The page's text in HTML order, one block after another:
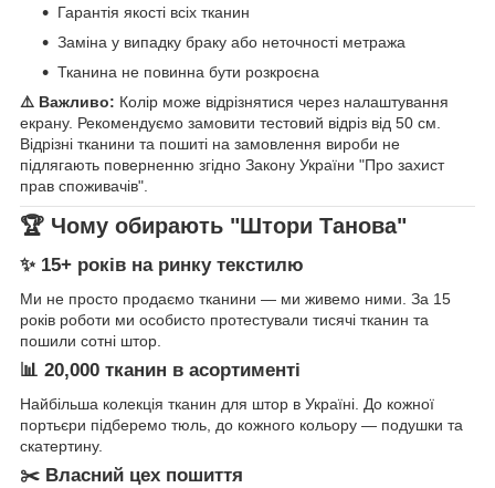
Гарантія якості всіх тканин
Заміна у випадку браку або неточності метража
Тканина не повинна бути розкроєна
⚠️ Важливо: Колір може відрізнятися через налаштування
екрану. Рекомендуємо замовити тестовий відріз від 50 см.
Відрізні тканини та пошиті на замовлення вироби не
підлягають поверненню згідно Закону України "Про захист
прав споживачів".
🏆 Чому обирають "Штори Танова"
✨ 15+ років на ринку текстилю
Ми не просто продаємо тканини — ми живемо ними. За 15
років роботи ми особисто протестували тисячі тканин та
пошили сотні штор.
📊 20,000 тканин в асортименті
Найбільша колекція тканин для штор в Україні. До кожної
портьєри підберемо тюль, до кожного кольору — подушки та
скатертину.
✂️ Власний цех пошиття